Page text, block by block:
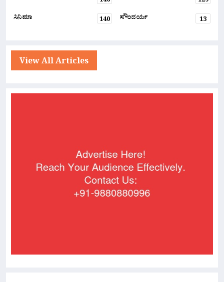
ಸಿನಿಮಾ
140 ಸೌಂದರ್ಯ 13
View All Articles